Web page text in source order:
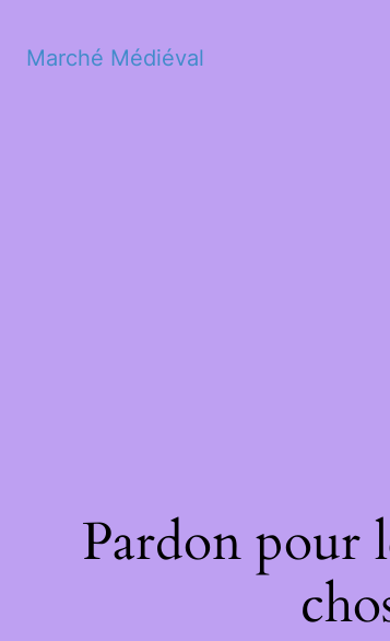
Marché Médiéval
Pardon pour